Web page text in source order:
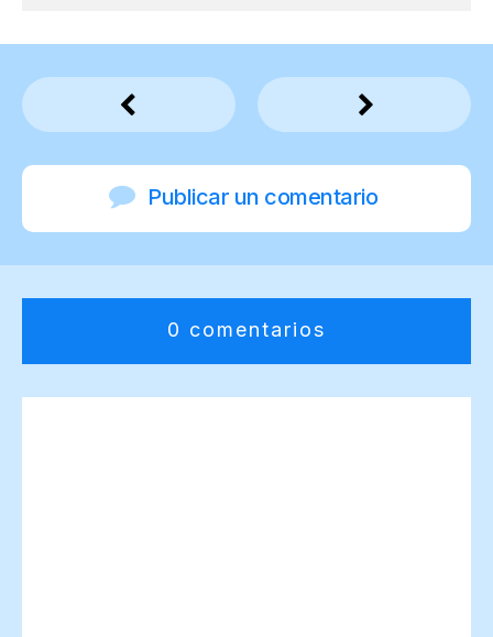
Publicar un comentario
0 comentarios